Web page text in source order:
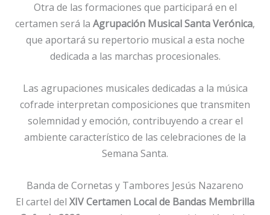
Otra de las formaciones que participará en el
certamen será la Agrupación Musical Santa Verónica,
que aportará su repertorio musical a esta noche
dedicada a las marchas procesionales.
Las agrupaciones musicales dedicadas a la música
cofrade interpretan composiciones que transmiten
solemnidad y emoción, contribuyendo a crear el
ambiente característico de las celebraciones de la
Semana Santa.
Banda de Cornetas y Tambores Jesús Nazareno
El cartel del XIV Certamen Local de Bandas Membrilla